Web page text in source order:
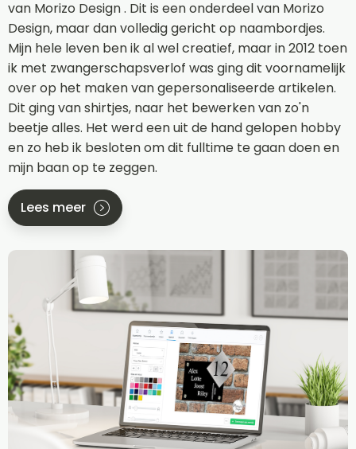
van Morizo Design . Dit is een onderdeel van Morizo
Design, maar dan volledig gericht op naambordjes.
Mijn hele leven ben ik al wel creatief, maar in 2012 toen
ik met zwangerschapsverlof was ging dit voornamelijk
over op het maken van gepersonaliseerde artikelen.
Dit ging van shirtjes, naar het bewerken van zo'n
beetje alles. Het werd een uit de hand gelopen hobby
en zo heb ik besloten om dit fulltime te gaan doen en
mijn baan op te zeggen.
Lees meer